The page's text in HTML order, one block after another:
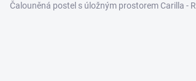
Čalouněná postel s úložným prostorem Carilla -